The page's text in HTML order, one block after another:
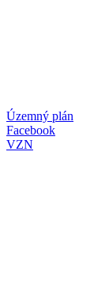
Územný plán
Facebook
VZN